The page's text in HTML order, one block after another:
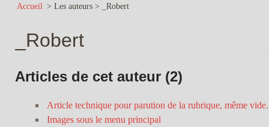
Accueil > Les auteurs > _Robert
_Robert
Articles de cet auteur (2)
Article technique pour parution de la rubrique, même vide.
Images sous le menu principal